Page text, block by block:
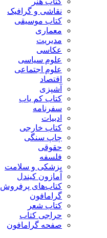
نقاشی و گرافیک
کتاب موسیقی
معماری
مدیریت
عکاسی
علوم سیاسی
علوم اجتماعی
اقتصاد
آشپزی
کتاب کم یاب
سفرنامه
ادبیات
کتاب خارجی
چاپ سنگی
حقوقی
فلسفه
پزشکی و سلامت
آمازون کیندل
کتاب‌های پرفروش
گرامافون
کتاب شعر
حراجی کتاب
صفحه گرامافون